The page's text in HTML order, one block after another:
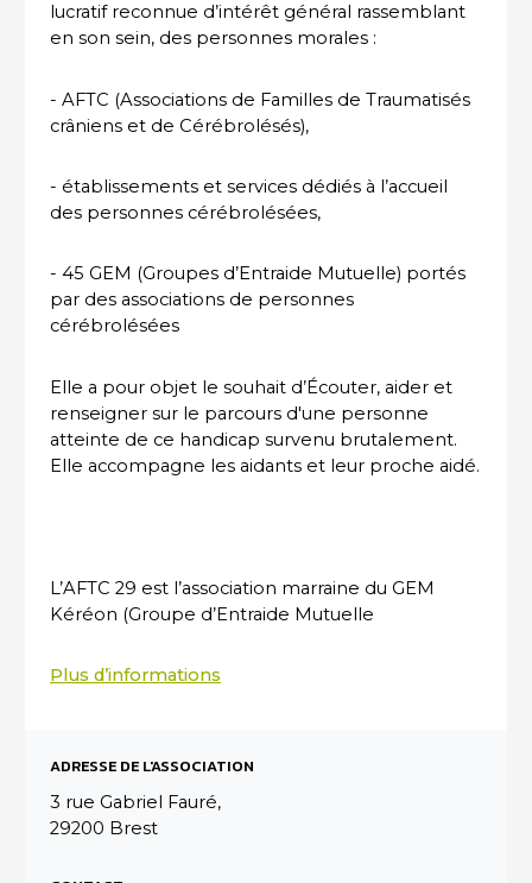
lucratif reconnue d’intérêt général rassemblant
en son sein, des personnes morales :
- AFTC (Associations de Familles de Traumatisés
crâniens et de Cérébrolésés),
- établissements et services dédiés à l’accueil
des personnes cérébrolésées,
- 45 GEM (Groupes d’Entraide Mutuelle) portés
par des associations de personnes
cérébrolésées
Elle a pour objet le souhait d’Écouter, aider et
renseigner sur le parcours d'une personne
atteinte de ce handicap survenu brutalement.
Elle accompagne les aidants et leur proche aidé.
L’AFTC 29 est l’association marraine du GEM
Kéréon (Groupe d’Entraide Mutuelle
Plus d’informations
ADRESSE DE L'ASSOCIATION
3 rue Gabriel Fauré,
29200 Brest